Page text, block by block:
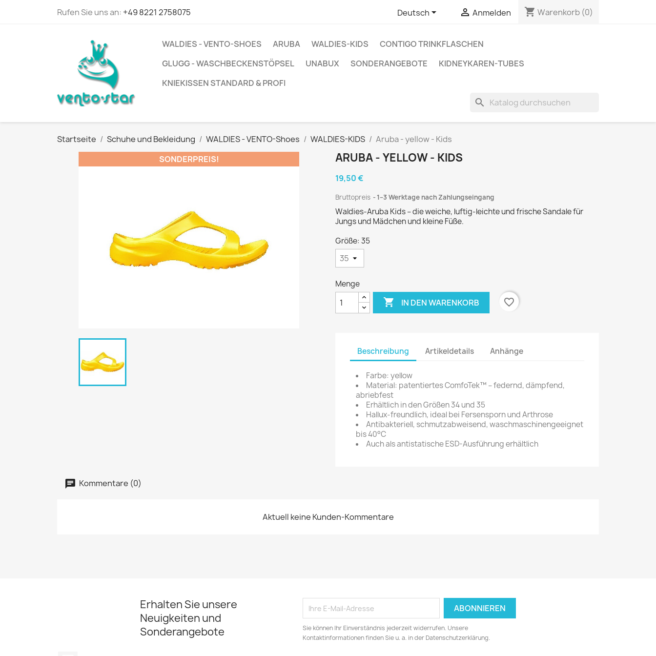
Rufen Sie uns an: +49 8221 2758075 Deutsch  Anmelden shopping_cart Warenkorb (0)
WALDIES - VENTO-SHOES ARUBA WALDIES-KIDS
CONTIGO TRINKFLASCHEN
GLUGG - WASCHBECKENSTÖPSEL
UNABUX SONDERANGEBOTE
KIDNEYKAREN-TUBES
KNIEKISSEN STANDARD & PROFI
search
Startseite Schuhe und Bekleidung WALDIES - VENTO-Shoes WALDIES-KIDS
Aruba - yellow - Kids
SONDERPREIS!
ARUBA - YELLOW - KIDS
19,50 €
Bruttopreis 1–3 Werktage nach Zahlungseingang
Waldies-Aruba Kids – die weiche, luftig-leichte und frische Sandale für
Jungs und Mädchen und kleine Füße.
Größe: 35
Menge
 IN DEN WARENKORB favorite_border
Beschreibung Artikeldetails Anhänge
Farbe: yellow
Material: patentiertes ComfoTek™ – federnd, dämpfend,
abriebfest
Erhältlich in den Größen 34 und 35
Hallux-freundlich, ideal bei Fersensporn und Arthrose
Antibakteriell, schmutzabweisend, waschmaschinengeeignet
bis 40°C
Auch als antistatische ESD-Ausführung erhältlich
Kommentare (0)
Aktuell keine Kunden-Kommentare
Erhalten Sie unsere
Neuigkeiten und
Sonderangebote
Sie können Ihr Einverständnis jederzeit widerrufen. Unsere
Kontaktinformationen finden Sie u. a. in der Datenschutzerklärung.